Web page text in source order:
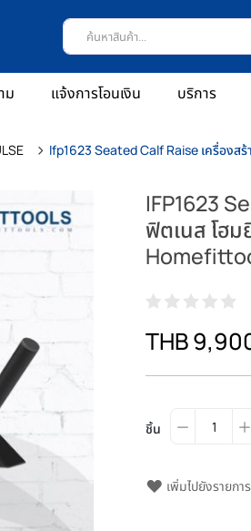
ม แจ้งการโอนเงิน บริการ
Ifp1623 Seated Calf Raise เครื่องส
IFP1623
ฟิตเนส โฮ
THB
ชิ้น
เพิ่มไปยังรายกา